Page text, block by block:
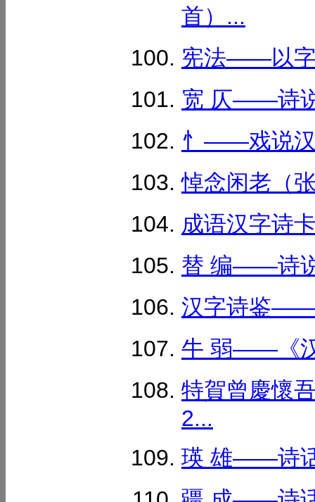
首）...
宪法——以
宽 仄——诗
忄——戏说汉
悼念闲老（
成语汉字诗
替 编——诗
汉字诗鉴——
牛 弱——《
特賀曾慶懷
2...
瑛 雄——诗